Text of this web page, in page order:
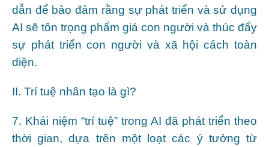
dẫn để bảo đảm rằng sự phát triển và sử dụng
AI sẽ tôn trọng phẩm giá con người và thúc đẩy
sự phát triển con người và xã hội cách toàn
diện.
II. Trí tuệ nhân tạo là gì?
7. Khái niệm “trí tuệ” trong AI đã phát triển theo
thời gian, dựa trên một loạt các ý tưởng từ